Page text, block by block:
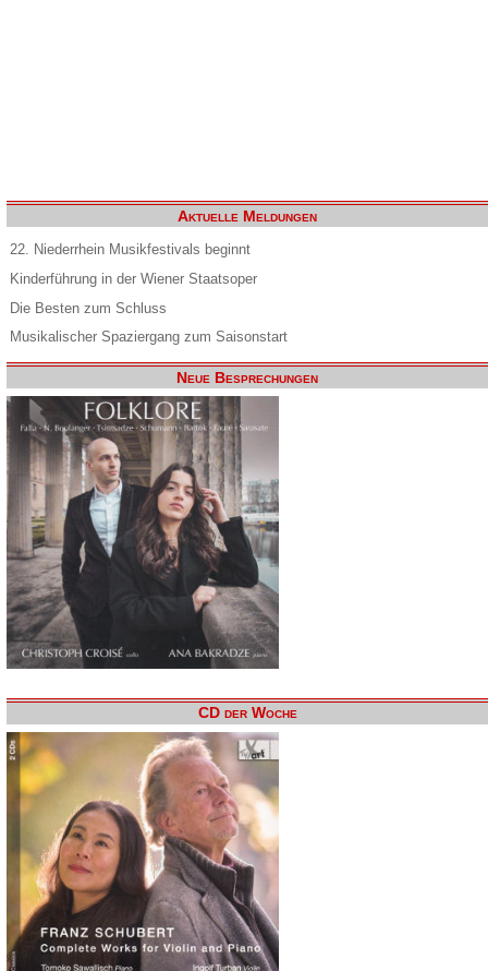
Aktuelle Meldungen
22. Niederrhein Musikfestivals beginnt
Kinderführung in der Wiener Staatsoper
Die Besten zum Schluss
Musikalischer Spaziergang zum Saisonstart
Neue Besprechungen
CD der Woche